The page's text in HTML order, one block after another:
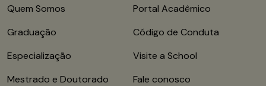
Quem Somos
Graduação
Especialização
Mestrado e Doutorado
Portal Acadêmico
Código de Conduta
Visite a School
Fale conosco